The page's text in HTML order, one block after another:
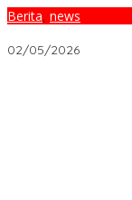
Berita, news
02/05/2026